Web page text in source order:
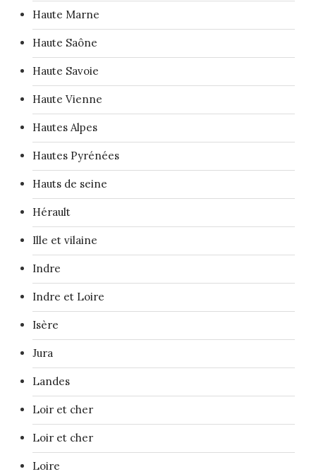
Haute Marne
Haute Saône
Haute Savoie
Haute Vienne
Hautes Alpes
Hautes Pyrénées
Hauts de seine
Hérault
Ille et vilaine
Indre
Indre et Loire
Isère
Jura
Landes
Loir et cher
Loir et cher
Loire